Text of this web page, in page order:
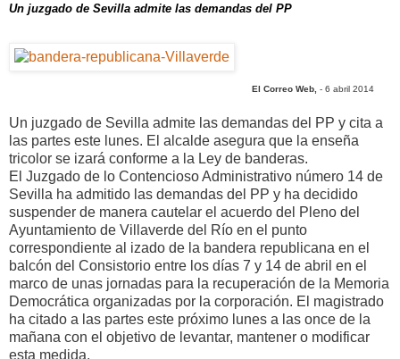
Un juzgado de Sevilla admite las demandas del PP
El Correo Web, - 6 abril 2014
Un juzgado de Sevilla admite las demandas del PP y cita a
las partes este lunes. El alcalde asegura que la enseña
tricolor se izará conforme a la Ley de banderas.
El Juzgado de lo Contencioso Administrativo número 14 de
Sevilla ha admitido las demandas del PP y ha decidido
suspender de manera cautelar el acuerdo del Pleno del
Ayuntamiento de Villaverde del Río en el punto
correspondiente al izado de la bandera republicana en el
balcón del Consistorio entre los días 7 y 14 de abril en el
marco de unas jornadas para la recuperación de la Memoria
Democrática organizadas por la corporación. El magistrado
ha citado a las partes este próximo lunes a las once de la
mañana con el objetivo de levantar, mantener o modificar
esta medida.